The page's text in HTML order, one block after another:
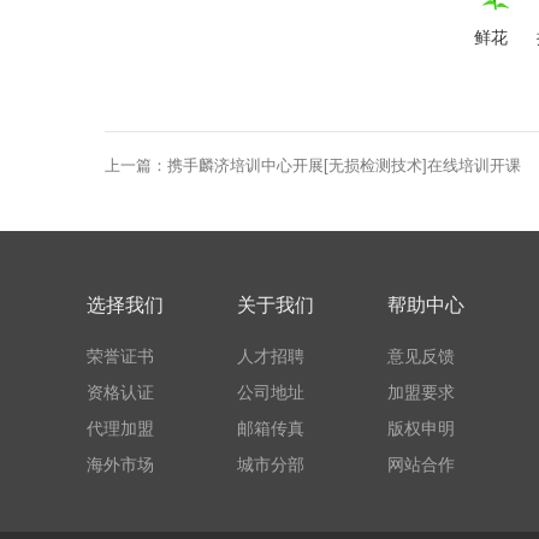
鲜花
上一篇： 携手麟济培训中心开展[无损检测技术]在线培训开课
选择我们
荣誉证书
资格认证
代理加盟
海外市场
关于我们
人才招聘
公司地址
邮箱传真
城市分部
帮助中心
意见反馈
加盟要求
版权申明
网站合作